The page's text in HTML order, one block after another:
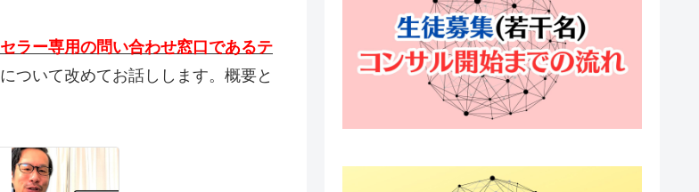
セラー専用の問い合わせ窓口であるテ
について改めてお話しします。概要と